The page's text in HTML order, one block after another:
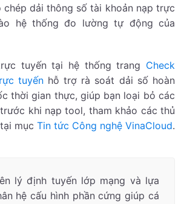
chép dải thông số tài khoản nạp trực
hệ thống đo lường tự động của
tuyến tại hệ thống trang Check
tuyếnhỗ trợ rà soát dải số hoàn
thời gian thực, giúp bạn loại bỏ các
khi nạp tool, tham khảo các thủ
mục Tin tức Công nghệ VinaCloud.
lý định tuyến lớp mạng và lựa
hệ cấu hình phần cứng giúp cá